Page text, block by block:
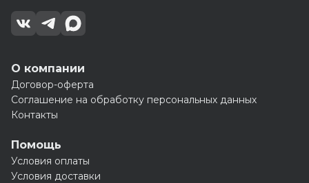
О компании
Договор-оферта
Соглашение на обработку персональных данных
Контакты
Помощь
Условия оплаты
Условия доставки